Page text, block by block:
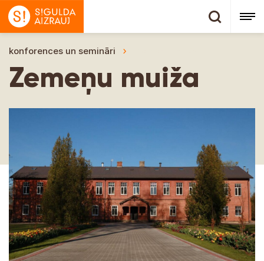
konforences un semināri
Zemeņu muiža